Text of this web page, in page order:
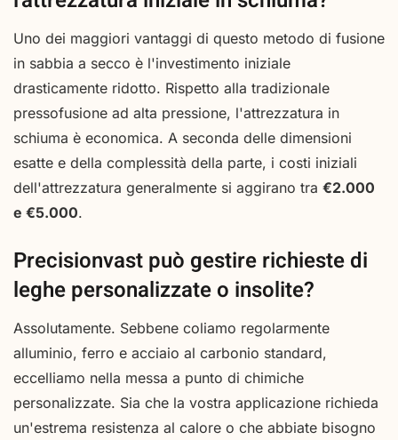
Uno dei maggiori vantaggi di questo metodo di fusione
in sabbia a secco è l'investimento iniziale
drasticamente ridotto. Rispetto alla tradizionale
pressofusione ad alta pressione, l'attrezzatura in
schiuma è economica. A seconda delle dimensioni
esatte e della complessità della parte, i costi iniziali
dell'attrezzatura generalmente si aggirano tra €2.000
e €5.000.
Precisionvast può gestire richieste di
leghe personalizzate o insolite?
Assolutamente. Sebbene coliamo regolarmente
alluminio, ferro e acciaio al carbonio standard,
eccelliamo nella messa a punto di chimiche
personalizzate. Sia che la vostra applicazione richieda
un'estrema resistenza al calore o che abbiate bisogno